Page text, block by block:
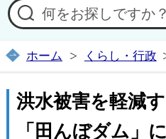
ホーム くらし・行政
洪水被害を軽減
「田んぼダム」